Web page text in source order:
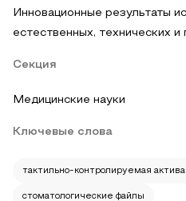
Инновационные результаты
естественных, технических и
Секция
Медицинские науки
Ключевые слова
тактильно-контролируемая
стоматологические файлы